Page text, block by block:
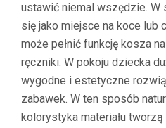
ustawić niemal wszędzie.
się jako miejsce na koce lub
może pełnić funkcję kosza
ręczniki. W pokoju dziecka
wygodne i estetyczne
zabawek. W ten sposób
kolorystyka materiału